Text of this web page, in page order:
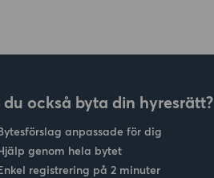
också byta din hyresrätt?
anpassade för dig
genom hela bytet
registrering på 2 minuter